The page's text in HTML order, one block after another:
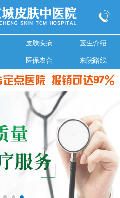
皮肤疾病 医生介绍
医保农合 来院路线